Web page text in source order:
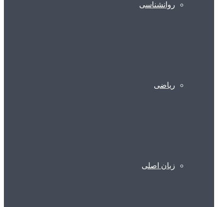
روانشناسی
ریاضی
زبان اصلی